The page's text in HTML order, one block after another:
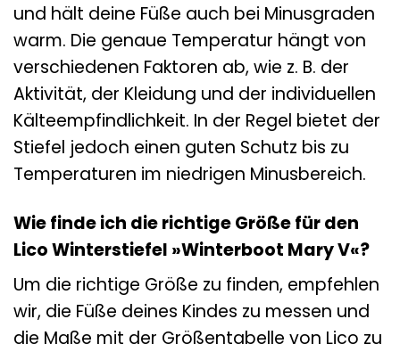
und hält deine Füße auch bei Minusgraden
warm. Die genaue Temperatur hängt von
verschiedenen Faktoren ab, wie z. B. der
Aktivität, der Kleidung und der individuellen
Kälteempfindlichkeit. In der Regel bietet der
Stiefel jedoch einen guten Schutz bis zu
Temperaturen im niedrigen Minusbereich.
Wie finde ich die richtige Größe für den
Lico Winterstiefel »Winterboot Mary V«?
Um die richtige Größe zu finden, empfehlen
wir, die Füße deines Kindes zu messen und
die Maße mit der Größentabelle von Lico zu